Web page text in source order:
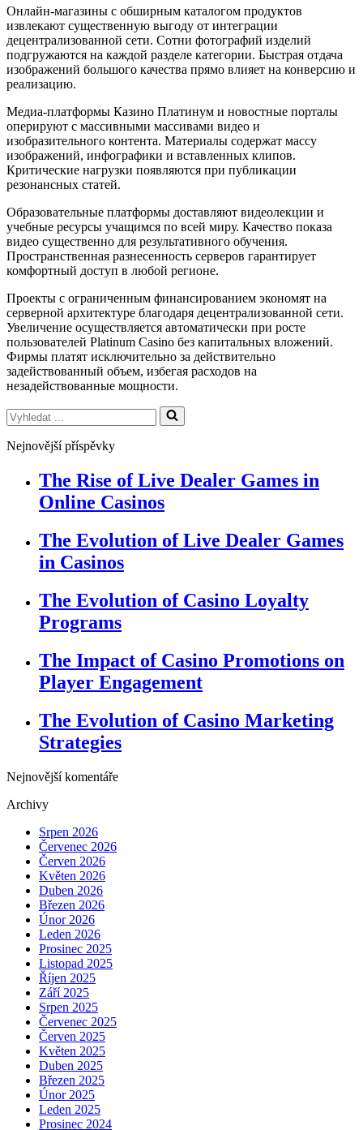
Онлайн-магазины с обширным каталогом продуктов
извлекают существенную выгоду от интеграции
децентрализованной сети. Сотни фотографий изделий
подгружаются на каждой разделе категории. Быстрая отдача
изображений большого качества прямо влияет на конверсию и
реализацию.
Медиа-платформы Казино Платинум и новостные порталы
оперируют с массивными массивами видео и
изобразительного контента. Материалы содержат массу
изображений, инфографики и вставленных клипов.
Критические нагрузки появляются при публикации
резонансных статей.
Образовательные платформы доставляют видеолекции и
учебные ресурсы учащимся по всей миру. Качество показа
видео существенно для результативного обучения.
Пространственная разнесенность серверов гарантирует
комфортный доступ в любой регионе.
Проекты с ограниченным финансированием экономят на
серверной архитектуре благодаря децентрализованной сети.
Увеличение осуществляется автоматически при росте
пользователей Platinum Casino без капитальных вложений.
Фирмы платят исключительно за действительно
задействованный объем, избегая расходов на
незадействованные мощности.
Vyhledat
...
Nejnovější příspěvky
The Rise of Live Dealer Games in
Online Casinos
The Evolution of Live Dealer Games
in Casinos
The Evolution of Casino Loyalty
Programs
The Impact of Casino Promotions on
Player Engagement
The Evolution of Casino Marketing
Strategies
Nejnovější komentáře
Archivy
Srpen 2026
Červenec 2026
Červen 2026
Květen 2026
Duben 2026
Březen 2026
Únor 2026
Leden 2026
Prosinec 2025
Listopad 2025
Říjen 2025
Září 2025
Srpen 2025
Červenec 2025
Červen 2025
Květen 2025
Duben 2025
Březen 2025
Únor 2025
Leden 2025
Prosinec 2024